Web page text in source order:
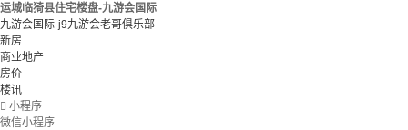
运城临猗县住宅楼盘-九游会国际
九游会国际-j9九游会老哥俱乐部
新房
商业地产
房价
楼讯
 小程序
微信小程序